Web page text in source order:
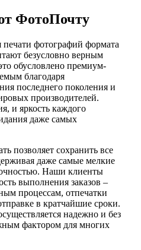
ФотоПочту
фотографий формата
безусловно верным
обусловлено премиум-
благодаря
последнего поколения и
производителей.
и яркость каждого
даже самых
позволяет сохранить все
даже самые мелкие
Наши клиенты
выполнения заказов –
процессам, отпечатки
в кратчайшие сроки.
надежно и без
фактором для многих